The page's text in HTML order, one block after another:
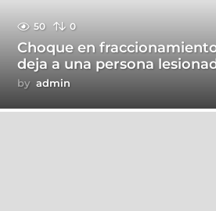
50 0
Choque en
deja a una persona
by admin